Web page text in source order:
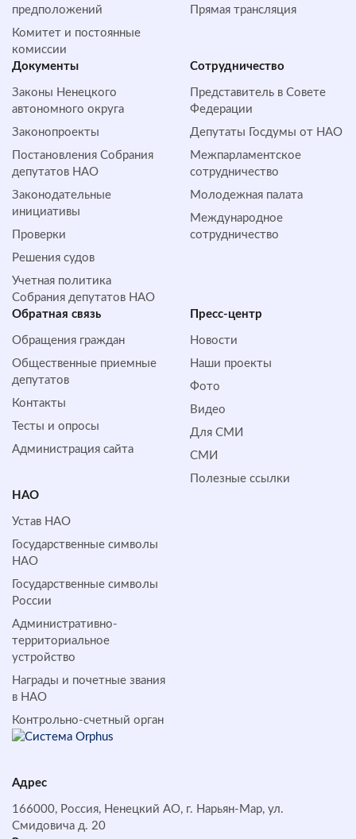
предположений
Комитет и постоянные
комиссии
Прямая трансляция
Документы
Законы Ненецкого
автономного округа
Законопроекты
Постановления Собрания
депутатов НАО
Законодательные
инициативы
Проверки
Решения судов
Учетная политика
Собрания депутатов НАО
Сотрудничество
Представитель в Совете
Федерации
Депутаты Госдумы от НАО
Межпарламентское
сотрудничество
Молодежная палата
Международное
сотрудничество
Обратная cвязь
Обращения граждан
Общественные приемные
депутатов
Контакты
Тесты и опросы
Администрация сайта
Пресс-центр
Новости
Наши проекты
Фото
Видео
Для СМИ
СМИ
Полезные ссылки
НАО
Устав НАО
Государственные символы
НАО
Государственные символы
России
Административно-
территориальное
устройство
Награды и почетные звания
в НАО
Контрольно-счетный орган
Адрес
166000, Россия, Ненецкий АО, г. Нарьян-Мар, ул.
Смидовича д. 20